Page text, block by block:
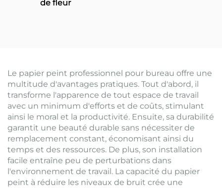
de fleur
Le papier peint professionnel pour bureau offre une
multitude d'avantages pratiques. Tout d'abord, il
transforme l'apparence de tout espace de travail
avec un minimum d'efforts et de coûts, stimulant
ainsi le moral et la productivité. Ensuite, sa durabilité
garantit une beauté durable sans nécessiter de
remplacement constant, économisant ainsi du
temps et des ressources. De plus, son installation
facile entraîne peu de perturbations dans
l'environnement de travail. La capacité du papier
peint à réduire les niveaux de bruit crée une